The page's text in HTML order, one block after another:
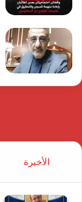
الأخيرة